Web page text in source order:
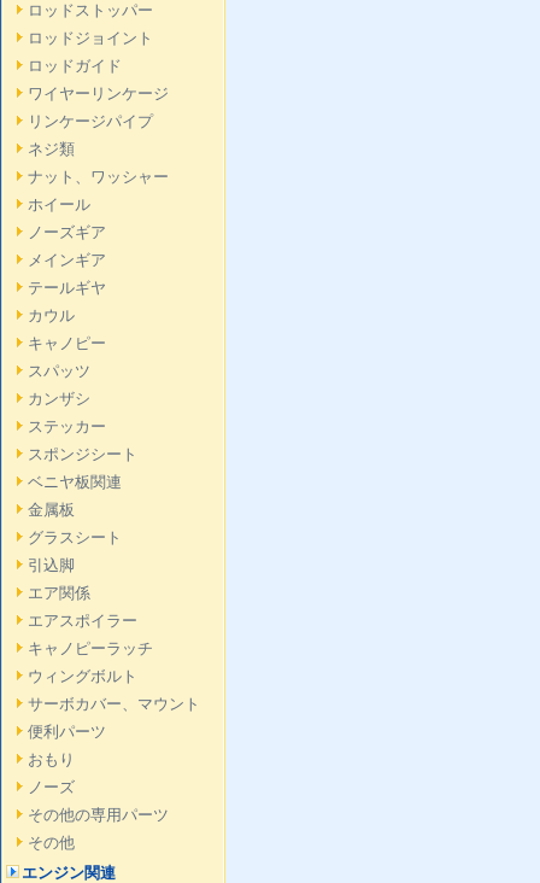
ロッドストッパー
ロッドジョイント
ロッドガイド
ワイヤーリンケージ
リンケージパイプ
ネジ類
ナット、ワッシャー
ホイール
ノーズギア
メインギア
テールギヤ
カウル
キャノピー
スパッツ
カンザシ
ステッカー
スポンジシート
ベニヤ板関連
金属板
グラスシート
引込脚
エア関係
エアスポイラー
キャノピーラッチ
ウィングボルト
サーボカバー、マウント
便利パーツ
おもり
ノーズ
その他の専用パーツ
その他
エンジン関連